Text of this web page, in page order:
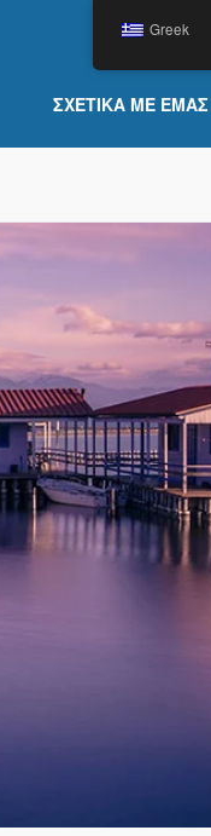
ΣΧΕΤΙΚΆ ΜΕ ΕΜΆΣ
Greek